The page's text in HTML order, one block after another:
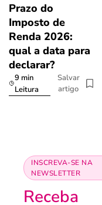
Prazo do
Imposto de
Renda 2026:
qual a data para
declarar?
9 min
Leitura
Salvar
artigo
INSCREVA-SE NA
NEWSLETTER
Receba